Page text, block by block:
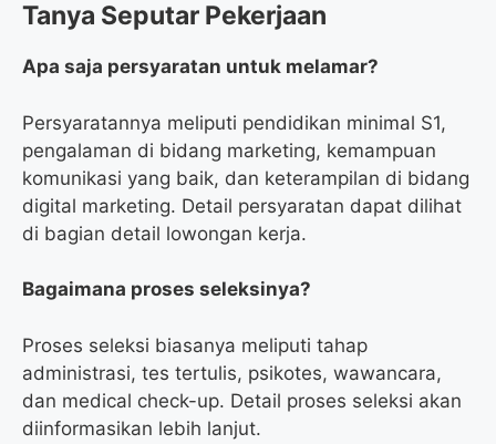
Tanya Seputar Pekerjaan
Apa saja persyaratan untuk melamar?
Persyaratannya meliputi pendidikan minimal S1,
pengalaman di bidang marketing, kemampuan
komunikasi yang baik, dan keterampilan di bidang
digital marketing. Detail persyaratan dapat dilihat
di bagian detail lowongan kerja.
Bagaimana proses seleksinya?
Proses seleksi biasanya meliputi tahap
administrasi, tes tertulis, psikotes, wawancara,
dan medical check-up. Detail proses seleksi akan
diinformasikan lebih lanjut.